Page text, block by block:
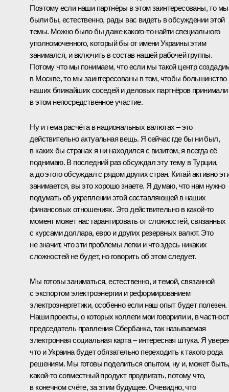
Поэтому если наши партнёры в этом заинтересованы, то мы
были бы, естественно, рады вас видеть в обсуждении этой
темы. Можно было бы даже какого‑то найти специального
уполномоченного, который бы от имени Украины этим
занимался, и включить в состав нашей рабочей группы.
Потому что мы понимаем, что если мы такой центр
в Москве, то мы заинтересованы в том, чтобы большинство
наших ближайших соседей и деловых партнёров принимали
в этом непосредственное участие.
Ну и тема расчёта в национальных валютах – это
действительно актуальная вещь. Я сейчас где бы ни был,
в каких бы странах я ни находился с визитом, я всегда её
поднимаю. В последний раз обсуждал эту тему в Турции,
а до этого обсуждал с рядом других стран. Китай активно
занимается, вы это хорошо знаете. Я думаю, что нам нужно
подумать об укреплении этой составляющей в наших
финансовых отношениях. Это действительно в какой‑то
момент может нас гарантировать от сложностей, связанных
с курсами доллара, евро и других резервных валют. Это
не значит, что эти проблемы легки и что здесь никаких
сложностей не будет, но говорить об этом следует.
Мы готовы заниматься, естественно, и темой, связанной
с экспортом электроэнергии и реформированием
электроэнергетики, особенно если наш опыт будет полезен.
Наши проекты, о которых коллеги мои говорили и, в
председатель правления Сбербанка, так называемая
электронная социальная карта – интересная штука. Я
что и Украина будет обязательно переходить к такого рода
решениям. Мы готовы поделиться опытом, ну и, может быть,
какой‑то совместный продукт продвигать, потому что,
в конечном счёте, за этим будущее. Очевидно, что